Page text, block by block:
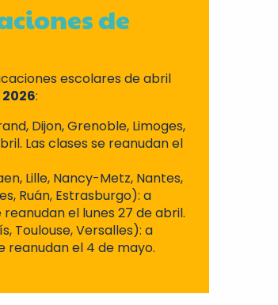
de
escolares de abril
:
Dijon, Grenoble, Limoges,
Las clases se reanudan el
Lille, Nancy-Metz, Nantes,
Ruán, Estrasburgo): a
reanudan el lunes 27 de abril.
Toulouse, Versalles): a
reanudan el 4 de mayo.